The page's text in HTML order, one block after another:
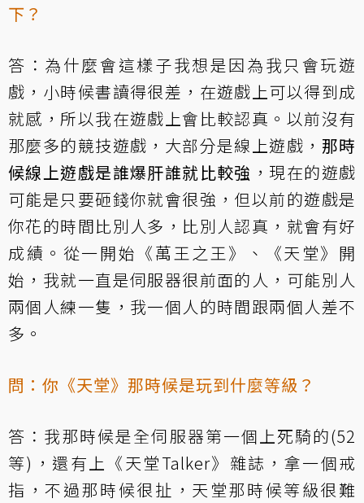
下？
答：為什麼會這樣子我想是因為我只會玩遊
戲，小時候書讀得很差，在遊戲上可以得到成
就感，所以我在遊戲上會比較認真。以前沒有
那麼多的競技遊戲，大部分是線上遊戲， 那時
候線上遊戲是誰爆肝誰就比較強 ，現在的遊戲
可能是只要砸錢你就會很強，但以前的遊戲是
你花的時間比別人多，比別人認真，就會有好
成績。從一開始《萬王之王》、《天堂》開
始，我就一直是伺服器很前面的人，可能別人
兩個人練一隻，我一個人的時間跟兩個人差不
多。
問：你《天堂》那時候是玩到什麼等級？
答：我那時候是全伺服器第一個上死騎的(52
等)，還有上《天堂Talker》雜誌，拿一個戒
指，不過那時候很扯，天堂那時候等級很難